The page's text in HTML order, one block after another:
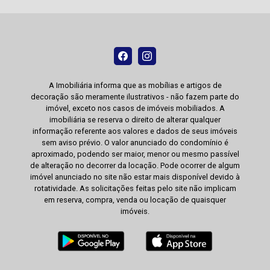
A Imobiliária informa que as mobílias e artigos de
decoração são meramente ilustrativos - não fazem parte do
imóvel, exceto nos casos de imóveis mobiliados. A
imobiliária se reserva o direito de alterar qualquer
informação referente aos valores e dados de seus imóveis
sem aviso prévio. O valor anunciado do condomínio é
aproximado, podendo ser maior, menor ou mesmo passível
de alteração no decorrer da locação. Pode ocorrer de algum
imóvel anunciado no site não estar mais disponível devido à
rotatividade. As solicitações feitas pelo site não implicam
em reserva, compra, venda ou locação de quaisquer
imóveis.